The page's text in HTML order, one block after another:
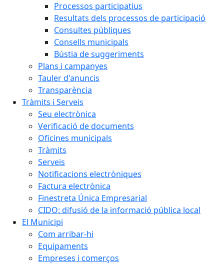
Processos participatius
Resultats dels processos de participació
Consultes públiques
Consells municipals
Bústia de suggeriments
Plans i campanyes
Tauler d'anuncis
Transparència
Tràmits i Serveis
Seu electrònica
Verificació de documents
Oficines municipals
Tràmits
Serveis
Notificacions electròniques
Factura electrònica
Finestreta Única Empresarial
CIDO: difusió de la informació pública local
El Municipi
Com arribar-hi
Equipaments
Empreses i comerços